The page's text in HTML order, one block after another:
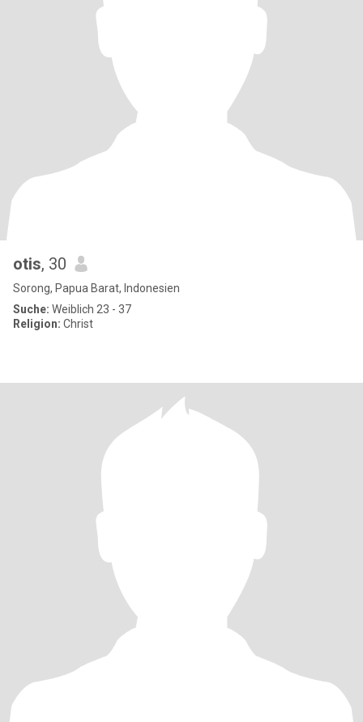
otis, 30
Sorong, Papua Barat, Indonesien
Suche: Weiblich 23 - 37
Religion: Christ